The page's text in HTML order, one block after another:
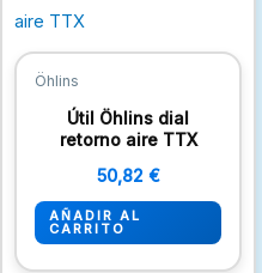
Öhlins
Útil Öhlins dial
retorno aire TTX
50,82 €
AÑADIR AL
CARRITO